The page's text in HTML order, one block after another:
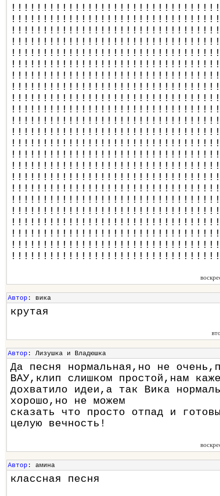
Автор : вика
крутая
Автор : Лизушка и Владюшка
Да песня нормальная,но не
ВАУ,клип слишком простой,нам
дохватило идеи,а так Вика
хорошо,но не можем
сказать что просто отпад и
целую вечность!
Автор : амина
классная песня